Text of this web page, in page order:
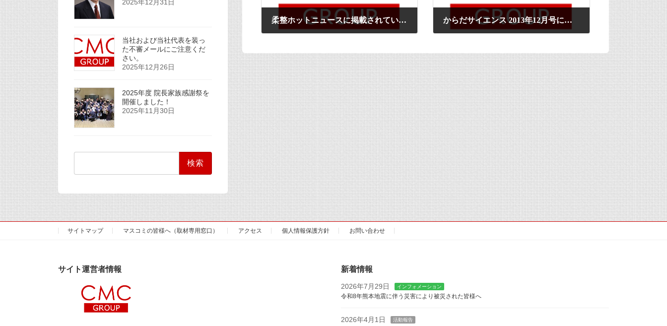
柔整ホットニュースに掲載されています（報酬改定についての討議） からだサイエンス 2013年12月号に掲載されました。
2025年12月31日
当社および当社代表を装っ
た不審メールにご注意くだ
さい。
2025年12月26日
2025年度 院長家族感謝祭を
開催しました！
2025年11月30日
サイトマップ マスコミの皆様へ（取材専用窓口） アクセス 個人情報保護方針 お問い合わせ
サイト運営者情報 新着情報
2026年7月29日 インフォメーション
令和8年熊本地震に伴う災害により被災された皆様へ
2026年4月1日 活動報告